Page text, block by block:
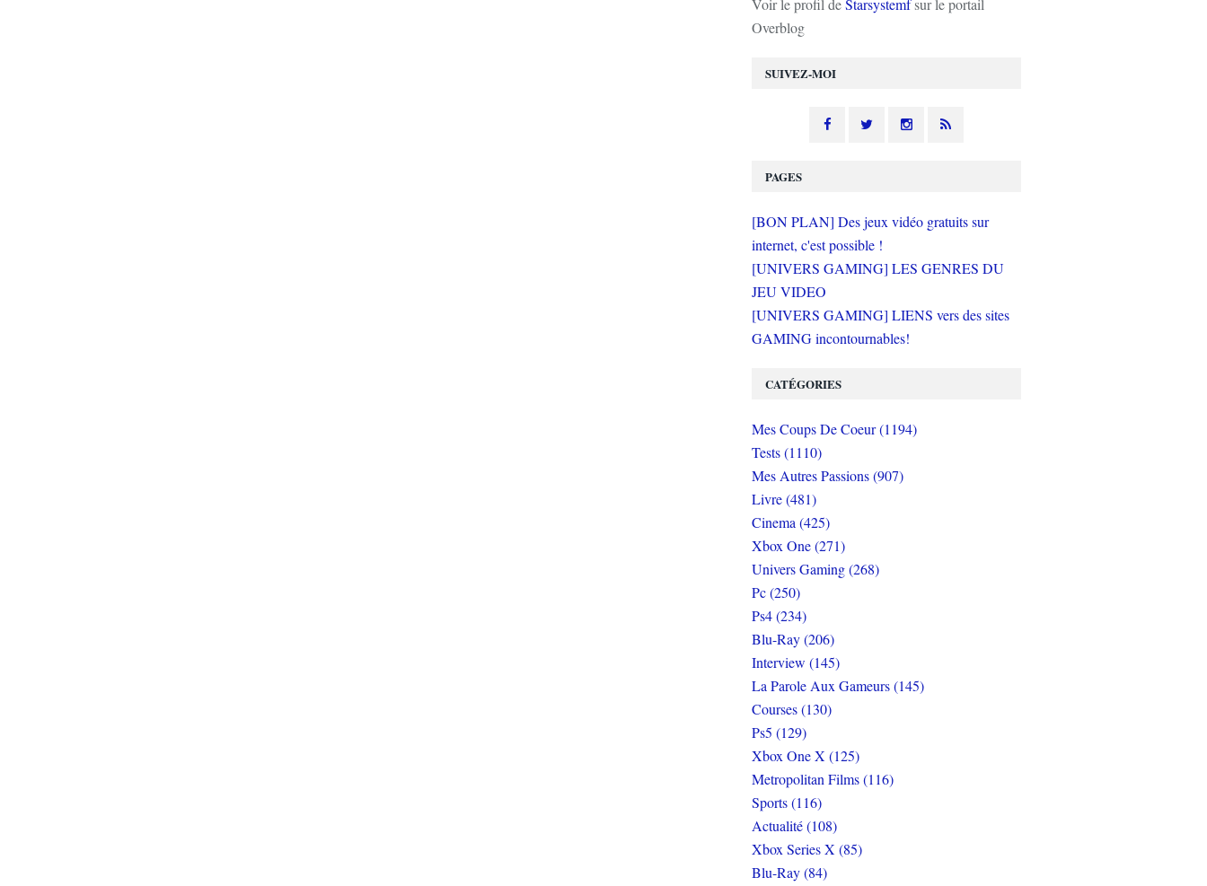
SUIVEZ-MOI
Voir le profil deStarsystemfsur le portail
Overblog
PAGES
[BON PLAN] Des jeux vidéo gratuits sur
internet, c'est possible !
[UNIVERS GAMING] LES GENRES DU
JEU VIDEO
[UNIVERS GAMING] LIENS vers des sites
GAMING incontournables!
CATÉGORIES
Mes Coups De Coeur (1194)
Tests (1110)
Mes Autres Passions (907)
Livre (481)
Cinema (425)
Xbox One (271)
Univers Gaming (268)
Pc (250)
Ps4 (234)
Blu-Ray (206)
Interview (145)
La Parole Aux Gameurs (145)
Courses (130)
Ps5 (129)
Xbox One X (125)
Metropolitan Films (116)
Sports (116)
Actualité (108)
Xbox Series X (85)
Blu-Ray (84)